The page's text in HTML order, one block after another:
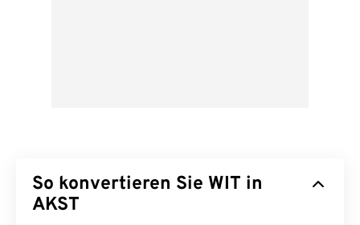
So konvertieren Sie WIT in
AKST